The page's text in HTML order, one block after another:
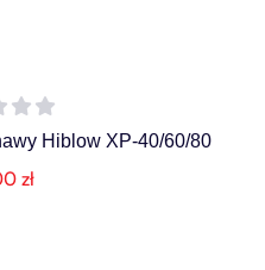
Hiblow XP-40/60/80
zł